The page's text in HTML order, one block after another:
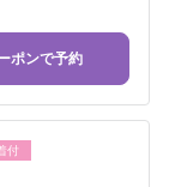
ポンで予約
付